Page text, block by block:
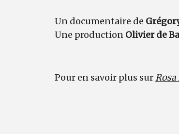
Un documentaire de
Une production Olivier de
Pour en savoir plus sur